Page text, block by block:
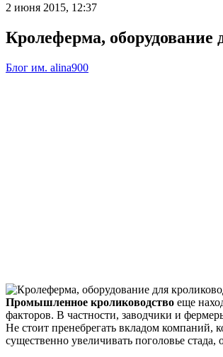
2 июня 2015, 12:37
Кролеферма, оборудование
Блог им. alina900
Промышленное кролиководство еще
факторов. В частности, заводчики и
Не стоит пренебрегать вкладом компаний,
существенно увеличивать поголовье